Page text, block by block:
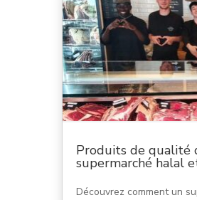
Produits de qualité
supermarché halal
Découvrez comment un